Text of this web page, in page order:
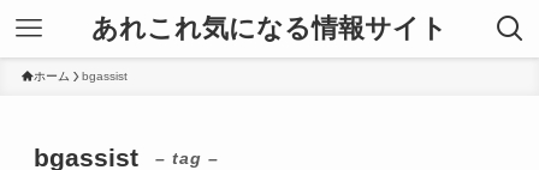
あれこれ気になる情報サイト
ホーム bgassist
bgassist – tag –